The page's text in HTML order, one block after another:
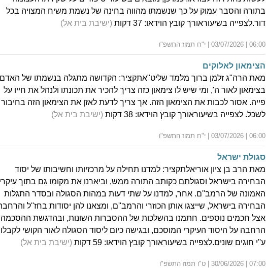
בתורה והסבר עמוק על כך שנשמתו מהווה בחינה של נשמת משיח המצויה בכל
דור.לצפייה בשיעוראורך קובץ הוידאו: 37 דקות
(ישיבת בית אל)
06:00 | 03/07/2026 | י"ח תמוז התשפ"ו
הצימאון לאלוקים
מאת הרה"ג זלמן ברוך מלמד שליט"אתקציר: הקדושה מתגלה בנשמתו של האדם
בצימאון לאור ה', ומי שיש לו צימאון כזה צריך להכיר את תכונתו ולנהל את חייו על
פייה. אסור לכבות את הצימאון הזה. אך צריך לדעת לאזן את הצימאון הזה בחיבור
לשכל. לצפייה בשיעוראורך קובץ הוידאו: 38 דקות
(ישיבת בית אל)
06:00 | 03/07/2026 | י"ח תמוז התשפ"ו
סגולת ישראל
מאת הרב בן ציון אוריאלתקציר: למדנו תחילה על מרכזיותו וחשיבותו של יסוד
הבחירה בישראל וסגולתם כקותב התורה ממש, וביארנו את מקומו גם בתוך עיקרי
האמונה של הרמב''ם. אחר, למדנו על שתי דעות במהות הסגולה ובסדר התגלות
הבחירה בישראל, שייצגו אותן הכוזרי והרמב''ם, ומצאנו להן יסודות בחז''ל
אצל חכמים נוספים. חתמנו בהשלכות של ההסברות השונות, ובהדגשת ההסכמה
הרחבה על היסוד העיקרי המוסכם, ובגישה כיום ליסוד הסגולה לאור הקושי לקבלו
ע''י חוגים שונים.לצפייה בשיעוראורך קובץ הוידאו: 59 דקות
(ישיבת בית אל)
07:00 | 30/06/2026 | ט"ו תמוז התשפ"ו